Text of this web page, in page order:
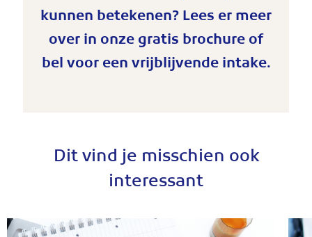
kunnen betekenen? Lees er meer
over in onze gratis brochure of
bel voor een vrijblijvende intake.
Dit vind je misschien ook
interessant